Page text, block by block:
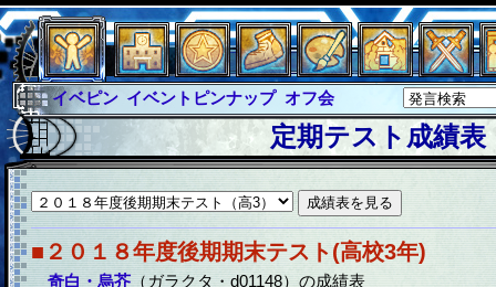
イベピン イベントピンナップ オフ会
グラシャ
グラシャ・ラボラス
グローバルジャスティス サイキックハーツ
サイキックハーツ大戦 シュラウド ソロモン
ファイナル アブソーバー
定期テスト成績表
■２０１８年度後期期末テスト(高校3年)
奇白・烏芥（ガラクタ・d01148）の成績表